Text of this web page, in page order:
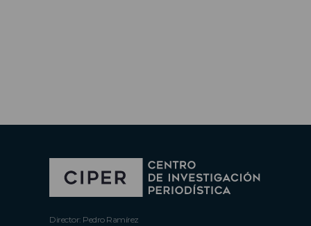
Director: Pedro Ramírez